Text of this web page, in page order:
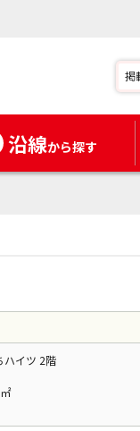
掲
沿線から探す
イツ 2階